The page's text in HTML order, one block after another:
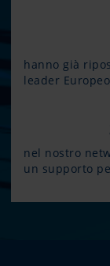
hanno già
leader
nel nostro
un supporto